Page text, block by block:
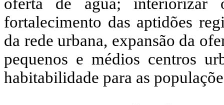
fortalecimento das aptidões
da rede urbana, expansão da
pequenos e médios centros
habitabilidade para as